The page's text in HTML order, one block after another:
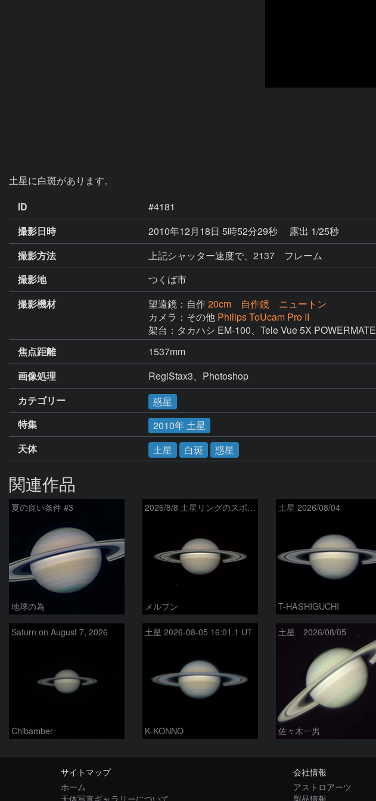
土星に白斑があります。
ID
#4181
撮影日時
2010年12月18日 5時52分29秒
露出 1/25秒
撮影方法
上記シャッター速度で、2137 フレーム
撮影地
つくば市
撮影機材
望遠鏡：自作20cm 自作鏡 ニュートン
カメラ：その他 Philips ToUcam Pro II
架台：タカハシ EM-100、Tele Vue 5X POWERMATE
焦点距離
1537mm
画像処理
RegiStax3、Photoshop
カテゴリー
惑星
特集
2010年 土星
天体
土星 白斑 惑星
関連作品
夏の良い条件 #3
地球の為
2026/8/8 土星リングのスポーク
メルプン
土星 2026/08/04
T-HASHIGUCHI
Saturn on August 7, 2026
Chibamber
土星 2026-08-05 16:01.1 UT
K-KONNO
土星 2026/08/05
佐々木一男
サイトマップ
ホーム
天体写真ギャラリーについて
会社情報
アストロアーツ
製品情報